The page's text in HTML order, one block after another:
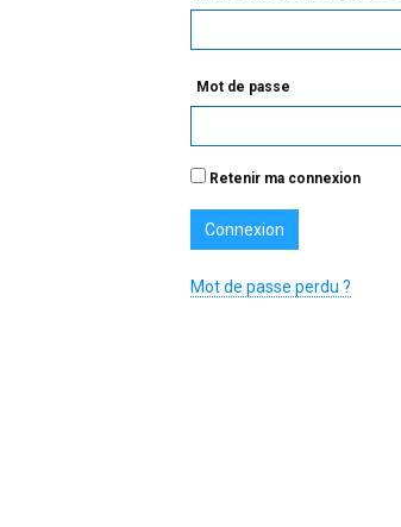
Mot de passe
Retenir ma connexion
Mot de passe perdu ?